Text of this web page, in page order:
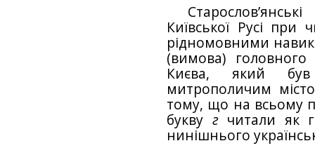
Київської Русі при
рідномовними
(вимова)
Києва, який
митрополичим
тому, що на всьому
букву г читали як
нинішнього